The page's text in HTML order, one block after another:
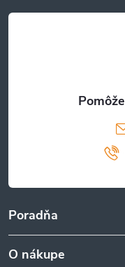
t
Poradňa
O nákupe